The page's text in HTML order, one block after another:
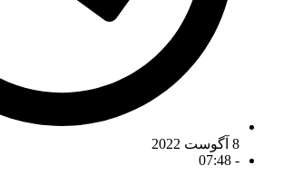
8 آگوست 2022
-
07:48